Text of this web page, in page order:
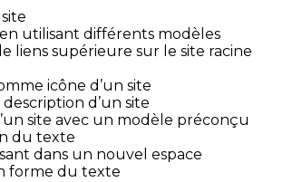
en utilisant différents modèles
liens supérieure sur le site racine
icône d’un site
d’un site
site avec un modèle préconçu
du texte
dans un nouvel espace
forme du texte